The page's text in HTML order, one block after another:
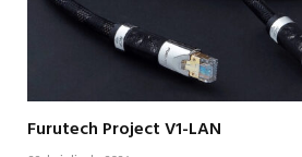
Furutech Project V1-LAN